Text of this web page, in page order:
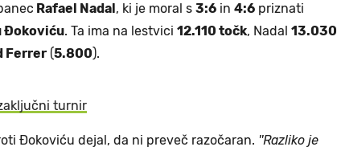
Rafael Nadal , ki je moral s 3:6 in 4:6 priznati
Đokoviću. Ta ima na lestvici 12.110 točk, Nadal 13.030
Ferrer (5.800).
turnir
Đokoviću dejal, da ni preveč razočaran. ''Razliko je